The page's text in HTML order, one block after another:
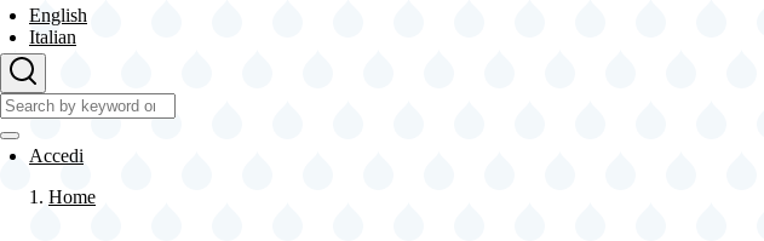
English
Italian
Cerca
Cerca
User
menu
Accedi
Home